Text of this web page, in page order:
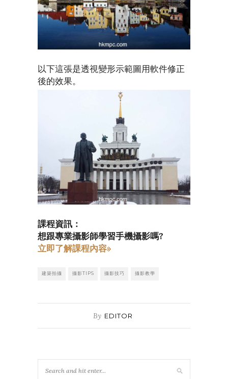
以下這張是透視變形示範圖用軟件修正
後的效果。
課程資訊：
想跟專業攝影師學習手機攝影嗎?
立即了解課程內容»
建築拍攝 攝影TIPS 攝影技巧 攝影教學
By EDITOR